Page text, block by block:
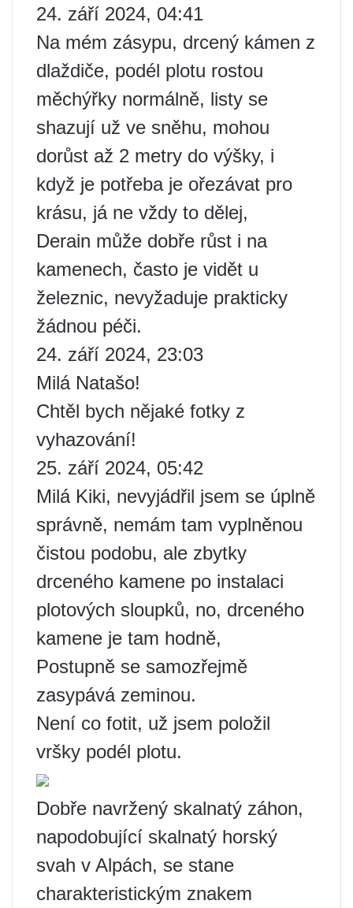
24. září 2024, 04:41
Na mém zásypu, drcený kámen z
dlaždiče, podél plotu rostou
měchýřky normálně, listy se
shazují už ve sněhu, mohou
dorůst až 2 metry do výšky, i
když je potřeba je ořezávat pro
krásu, já ne vždy to dělej,
Derain může dobře růst i na
kamenech, často je vidět u
železnic, nevyžaduje prakticky
žádnou péči.
24. září 2024, 23:03
Milá Natašo!
Chtěl bych nějaké fotky z
vyhazování!
25. září 2024, 05:42
Milá Kiki, nevyjádřil jsem se úplně
správně, nemám tam vyplněnou
čistou podobu, ale zbytky
drceného kamene po instalaci
plotových sloupků, no, drceného
kamene je tam hodně,
Postupně se samozřejmě
zasypává zeminou.
Není co fotit, už jsem položil
vršky podél plotu.
Dobře navržený skalnatý záhon,
napodobující skalnatý horský
svah v Alpách, se stane
charakteristickým znakem